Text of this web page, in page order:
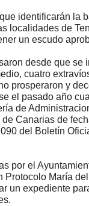
identificarán la
localidades de
un escudo
desde que se
cuatro
prosperaron y
el pasado año
de
Canarias de
del Boletín
por el
Protocolo María
un expediente